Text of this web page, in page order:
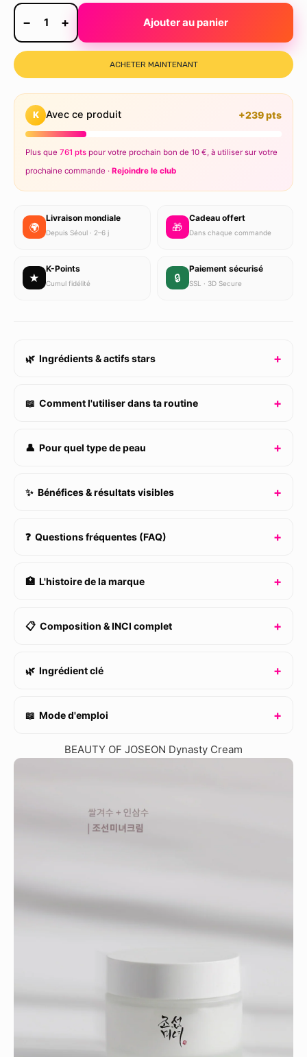
− 1 + Ajouter au panier
ACHETER MAINTENANT
K Avec ce produit +239 pts
Plus que 761 pts pour votre prochain bon de 10 €, à utiliser sur votre
prochaine commande · Rejoindre le club
🌍
Livraison mondiale
Depuis Séoul · 2–6 j 🎁
Cadeau offert
Dans chaque commande
★
K-Points
Cumul fidélité 🔒
Paiement sécurisé
SSL · 3D Secure
🌿 Ingrédients & actifs stars
📖 Comment l'utiliser dans ta routine
👤 Pour quel type de peau
✨ Bénéfices & résultats visibles
❓ Questions fréquentes (FAQ)
🏥 L'histoire de la marque
📋 Composition & INCI complet
🌿 Ingrédient clé
📖 Mode d'emploi
BEAUTY OF JOSEON Dynasty Cream